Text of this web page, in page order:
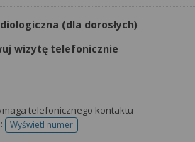
(dla dorosłych)
wizytę telefonicznie
telefonicznego kontaktu
Wyświetl numertelefonu do rejestracji